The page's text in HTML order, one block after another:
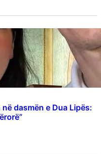
dasmën e Dua Lipës: